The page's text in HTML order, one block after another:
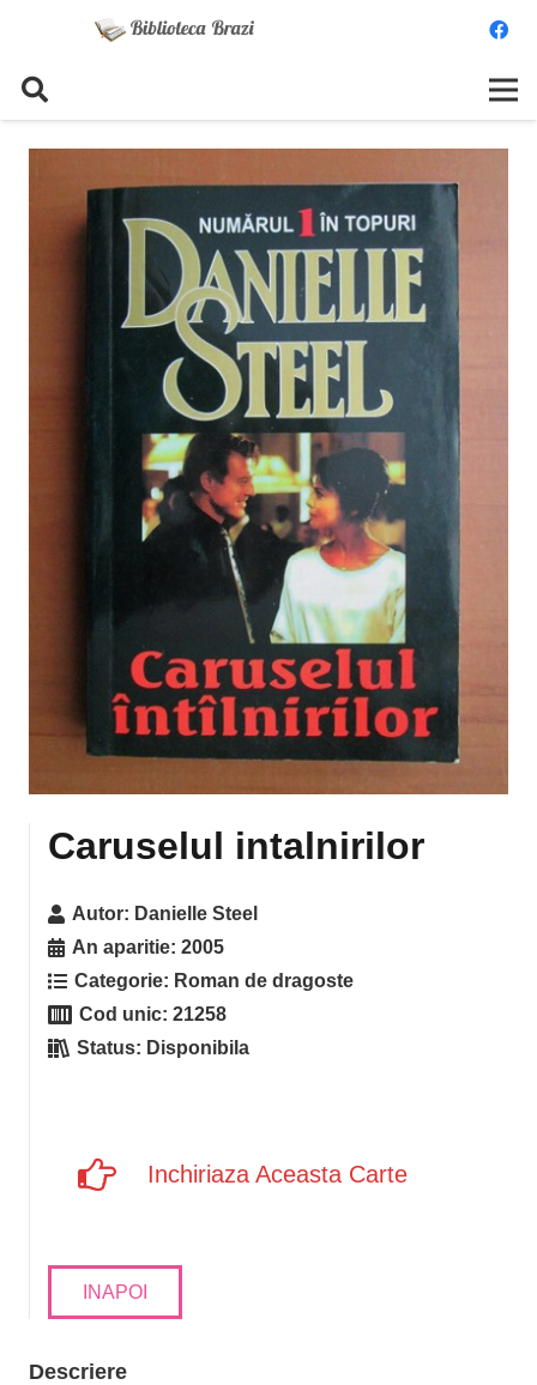
Caruselul intalnirilor
Autor: Danielle Steel
An aparitie:2005
Categorie: Roman de dragoste
Cod unic:21258
Status: Disponibila
Inchiriaza Aceasta Carte
INAPOI
Descriere